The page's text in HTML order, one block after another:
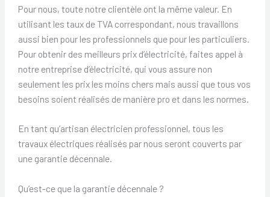
Pour nous, toute notre clientèle ont la même valeur. En
utilisant les taux de TVA correspondant, nous travaillons
aussi bien pour les professionnels que pour les particuliers.
Pour obtenir des meilleurs prix d’électricité, faites appel à
notre entreprise d’électricité, qui vous assure non
seulement les prix les moins chers mais aussi que tous vos
besoins soient réalisés de manière pro et dans les normes.
En tant qu’artisan électricien professionnel, tous les
travaux électriques réalisés par nous seront couverts par
une garantie décennale.
Qu’est-ce que la garantie décennale ?